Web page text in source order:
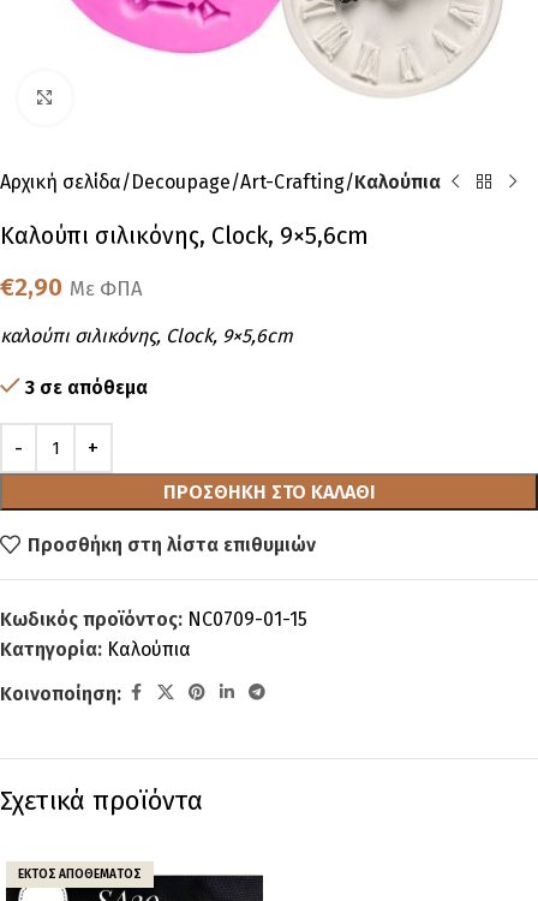
Αρχική σελίδα Decoupage Art-Crafting Καλούπια
Καλούπι σιλικόνης, Clock, 9×5,6cm
€2,90 Με ΦΠΑ
καλούπι σιλικόνης, Clock, 9×5,6cm
3 σε απόθεμα
ΠΡΟΣΘΉΚΗ ΣΤΟ ΚΑΛΆΘΙ
Προσθήκη στη λίστα επιθυμιών
Κωδικός προϊόντος: NC0709-01-15
Κατηγορία: Καλούπια
Κοινοποίηση:
Σχετικά προϊόντα
ΕΚΤΌΣ ΑΠΟΘΈΜΑΤΟΣ